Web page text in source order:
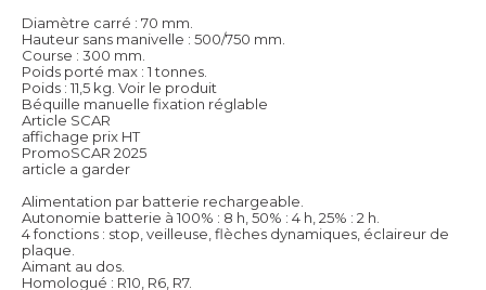
Diamètre carré : 70 mm.
Hauteur sans manivelle : 500/750 mm.
Course : 300 mm.
Poids porté max : 1 tonnes.
Poids : 11,5 kg. Voir le produit
Béquille manuelle fixation réglable
Article SCAR
affichage prix HT
PromoSCAR 2025
article a garder
Alimentation par batterie rechargeable.
Autonomie batterie à 100% : 8 h, 50% : 4 h, 25% : 2 h.
4 fonctions : stop, veilleuse, flèches dynamiques, éclaireur de
plaque.
Aimant au dos.
Homologué : R10, R6, R7.